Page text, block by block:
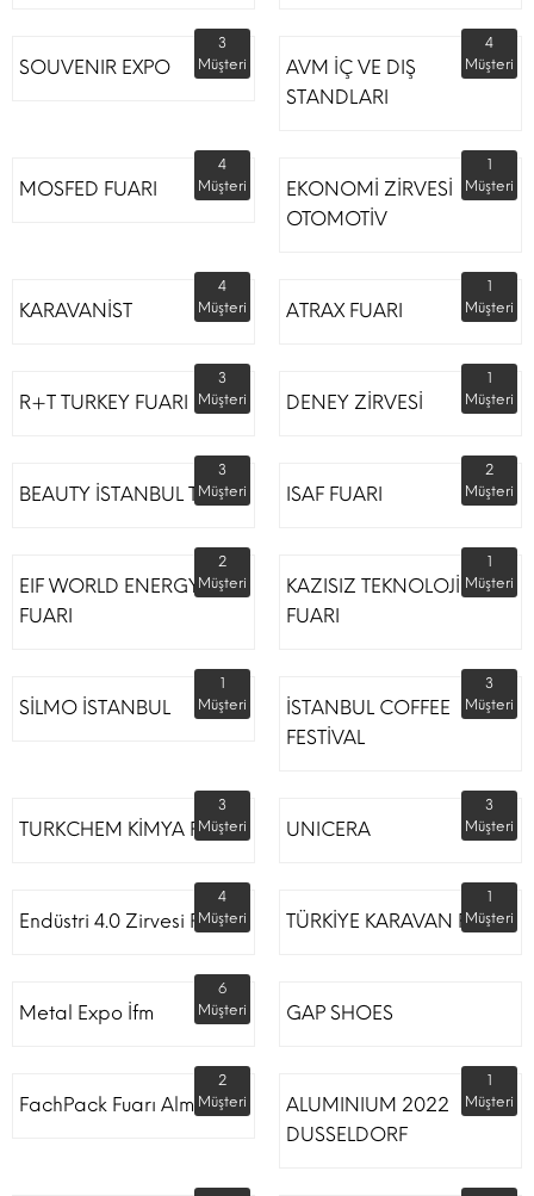
SOUVENIR EXPO
3
Müşteri
AVM İÇ VE DIŞ
STANDLARI
4
Müşteri
MOSFED FUARI
4
Müşteri
EKONOMİ ZİRVESİ
OTOMOTİV
1
Müşteri
KARAVANİST
4
Müşteri
ATRAX FUARI
1
Müşteri
R+T TURKEY FUARI
3
Müşteri
DENEY ZİRVESİ
1
Müşteri
BEAUTY İSTANBUL TÜYAP
3
Müşteri
ISAF FUARI
2
Müşteri
EIF WORLD ENERGY
FUARI
2
Müşteri
KAZISIZ TEKNOLOJİLER
FUARI
1
Müşteri
SİLMO İSTANBUL
1
Müşteri
İSTANBUL COFFEE
FESTİVAL
3
Müşteri
TURKCHEM KİMYA FUARI
3
Müşteri
UNICERA
3
Müşteri
Endüstri 4.0 Zirvesi Fuarı
4
Müşteri
TÜRKİYE KARAVAN FUARI
1
Müşteri
Metal Expo İfm
6
Müşteri
GAP SHOES
FachPack Fuarı Almanya
2
Müşteri
ALUMINIUM 2022
DUSSELDORF
1
Müşteri